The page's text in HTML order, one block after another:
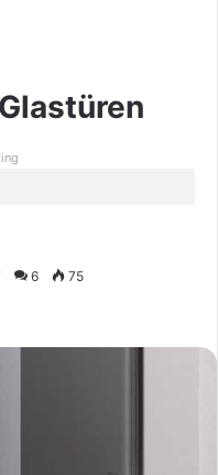
6 75